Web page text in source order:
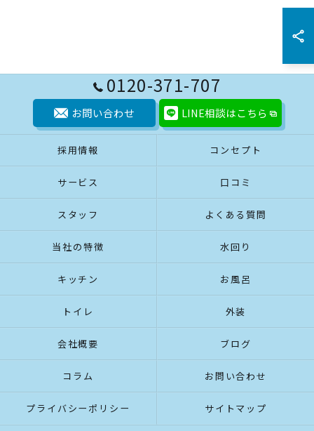
0120-371-707
お問い合わせ LINE相談はこちら
採用情報 コンセプト
サービス 口コミ
スタッフ よくある質問
当社の特徴 水回り
キッチン お風呂
トイレ 外装
会社概要 ブログ
コラム お問い合わせ
プライバシーポリシー サイトマップ